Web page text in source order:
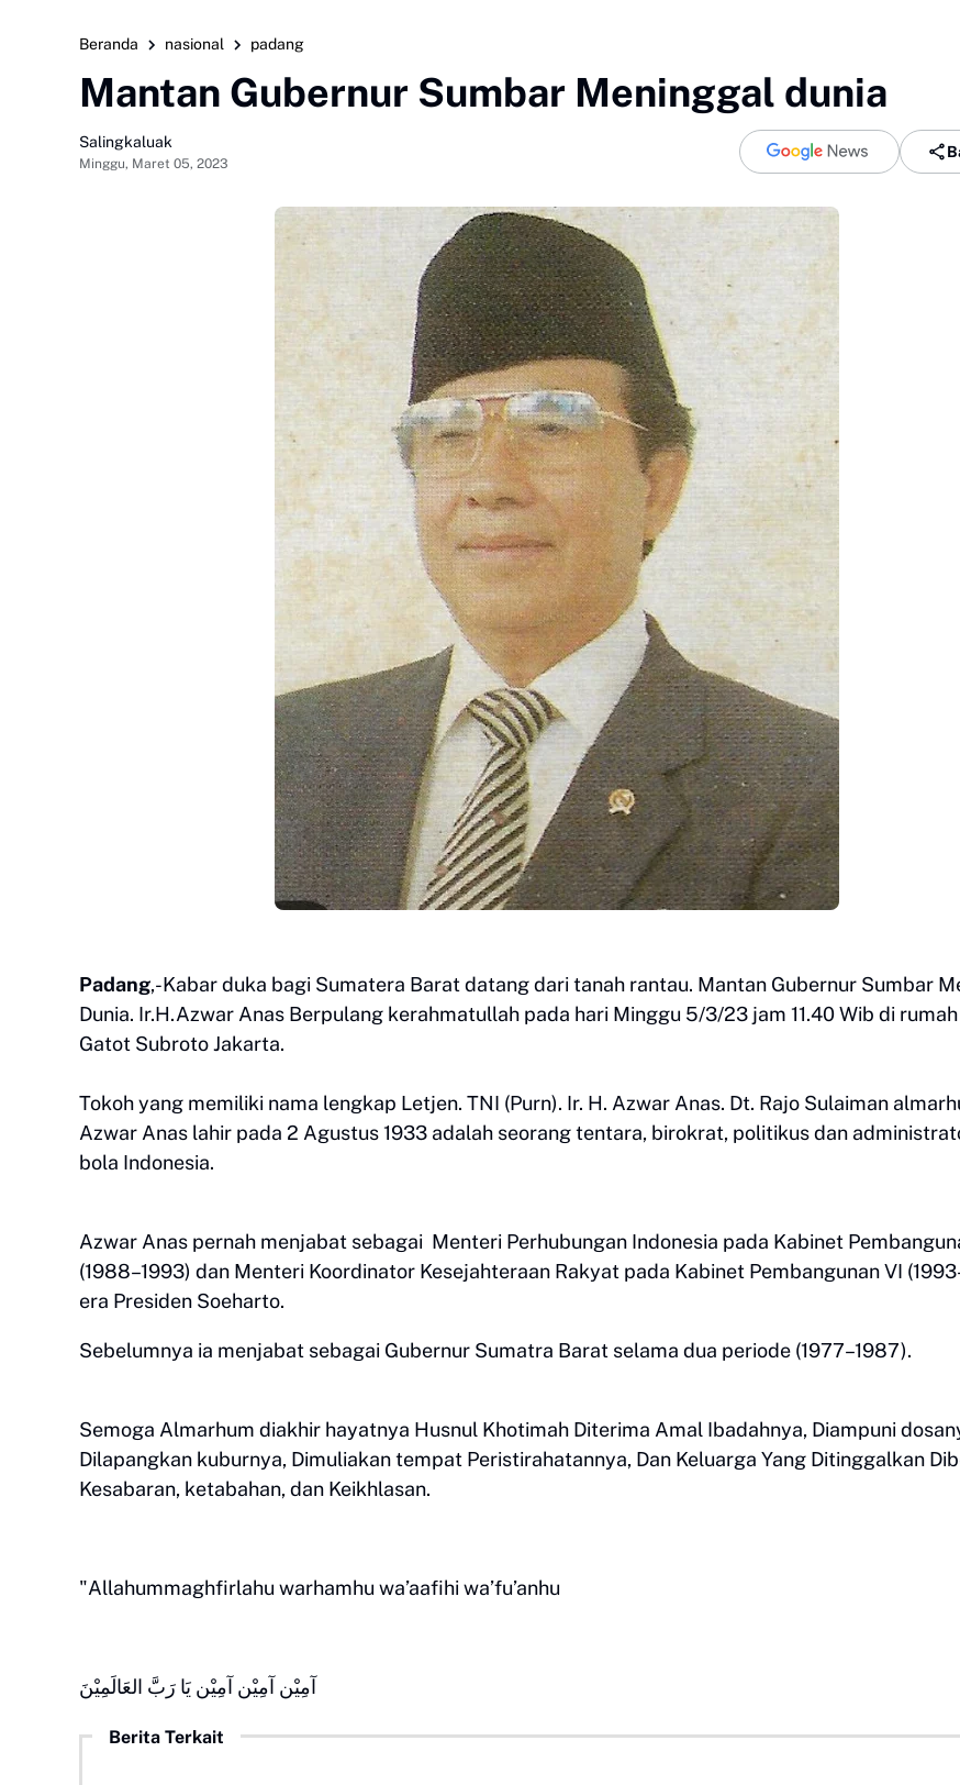
Beranda nasional padang
Mantan Gubernur Sumbar Meninggal dunia
Salingkaluak
Minggu, Maret 05, 2023
Padang,-Kabar duka bagi Sumatera Barat datang dari tanah rantau. Mantan Gubernur Sumbar
Dunia. Ir.H.Azwar Anas Berpulang kerahmatullah pada hari Minggu 5/3/23 jam 11.40 Wib di
Gatot Subroto Jakarta.
Tokoh yang memiliki nama lengkap Letjen. TNI (Purn). Ir. H. Azwar Anas. Dt. Rajo Sulaiman
Azwar Anas lahir pada 2 Agustus 1933 adalah seorang tentara, birokrat, politikus dan
bola Indonesia.
Azwar Anas pernah menjabat sebagai Menteri Perhubungan Indonesia pada Kabinet
(1988–1993) dan Menteri Koordinator Kesejahteraan Rakyat pada Kabinet Pembangunan VI
era Presiden Soeharto.
Sebelumnya ia menjabat sebagai Gubernur Sumatra Barat selama dua periode (1977–1987).
Semoga Almarhum diakhir hayatnya Husnul Khotimah Diterima Amal Ibadahnya, Diampuni
Dilapangkan kuburnya, Dimuliakan tempat Peristirahatannya, Dan Keluarga Yang Ditinggalkan
Kesabaran, ketabahan, dan Keikhlasan.
"Allahummaghfirlahu warhamhu wa’aafihi wa’fu’anhu
Berita Terkait